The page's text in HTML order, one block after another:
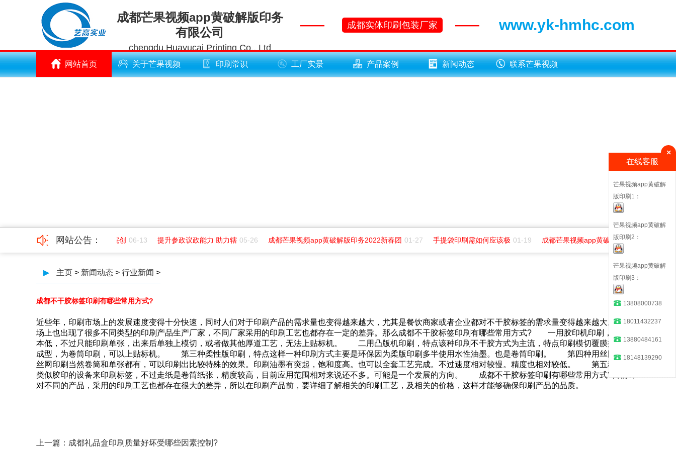
成都芒果视频app黄破解版印务
有限公司
chengdu Huayucai Printing Co., Ltd
—— 成都实体印刷包装厂家 —— www.yk-hmhc.com
网站首页 关于芒果视频 印刷常识 工厂实景 产品案例 新闻动态 联系芒果视频
网站公告：
成都纺织高等专科学院创 06-13 提升参政议政能力 助力辖 05-26 成都芒果视频app黄破解版印务2022新春团 01-27 手提袋印刷需如何应该极 01-19 成都芒果视频app黄破解版印务招聘平面
▶ 主页 > 新闻动态 > 行业新闻 >
成都不干胶标签印刷有哪些常用方式?
近些年，印刷市场上的发展速度变得十分快速，同时人们对于印刷产品的需求量也变得越来越大，尤其是餐饮商家或者企业都对不干胶标签的需求量变得越来越大。而今市
场上也出现了很多不同类型的印刷产品生产厂家，不同厂家采用的印刷工艺也都存在一定的差异。那么成都不干胶标签印刷有哪些常用方式? 一用胶印机印刷，特点成
本低，不过只能印刷单张，出来后单独上模切，或者做其他厚道工艺，无法上贴标机。 二用凸版机印刷，特点该种印刷不干胶方式为主流，特点印刷模切覆膜排废一次
成型，为卷筒印刷，可以上贴标机。 第三种柔性版印刷，特点这样一种印刷方式主要是环保因为柔版印刷多半使用水性油墨。也是卷筒印刷。 第四种用丝网印刷，
丝网印刷当然卷筒和单张都有，可以印刷出比较特殊的效果。印刷油墨有突起，饱和度高。也可以全套工艺完成。不过速度相对较慢。精度也相对较低。 第五种用一种
类似胶印的设备来印刷标签，不过走纸是卷筒纸张，精度较高，目前应用范围相对来说还不多。可能是一个发展的方向。 成都不干胶标签印刷有哪些常用方式?目前针
对不同的产品，采用的印刷工艺也都存在很大的差异，所以在印刷产品前，要详细了解相关的印刷工艺，及相关的价格，这样才能够确保印刷产品的品质。
上一篇： 成都礼品盒印刷质量好坏受哪些因素控制?
在线客服
×
芒果视频app黄破解
版印刷1：
芒果视频app黄破解
版印刷2：
芒果视频app黄破解
版印刷3：
13808000738
18011432237
13880484161
18148139290